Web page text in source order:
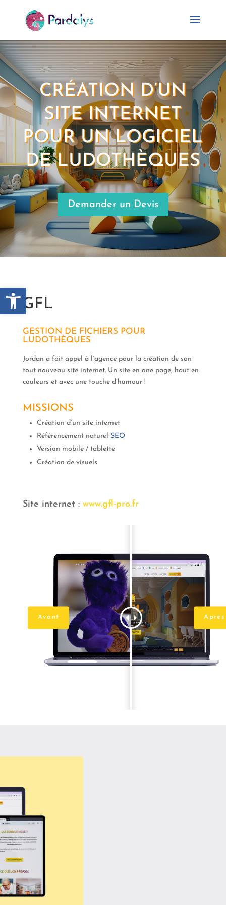
Ouvrir la barre d’outils
CRÉATION D’UN
SITE INTERNET
POUR UN LOGICIEL
DE LUDOTHÈQUES
Demander un Devis
GFL
GESTION DE FICHIERS POUR
LUDOTHÈQUES
Jordan a fait appel à l’agence pour la création de son
tout nouveau site internet. Un site en one page, haut en
couleurs et avec une touche d’humour !
MISSIONS
Création d’un site internet
Référencement naturel SEO
Version mobile / tablette
Création de visuels
Site internet : www.gfl-pro.fr